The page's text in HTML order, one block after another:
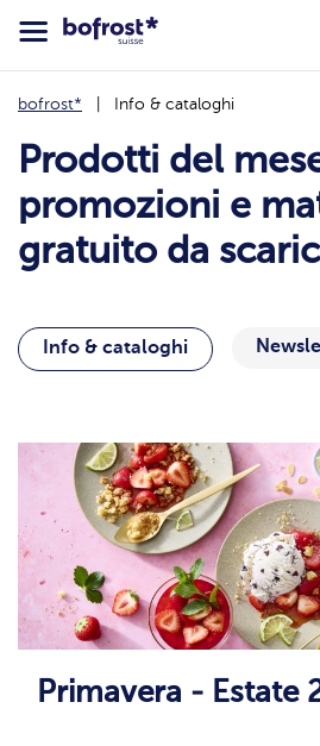
bofrost* Info & cataloghi
Prodotti del
promozioni e
gratuito da
Info & cataloghi
Primavera - Estate